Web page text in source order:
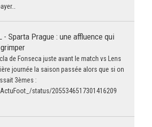
- Sparta Prague : une affluence qui
de Fonseca juste avant le match vs Lens
journée la saison passée alors que si on
3èmes :
status/2055346517301416209